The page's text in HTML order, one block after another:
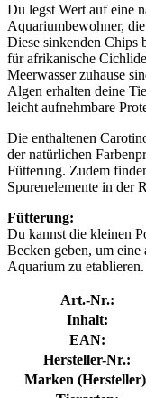
Du legst Wert auf eine
Aquariumbewohner,
Diese sinkenden Chips
für afrikanische
Meerwasser zuhause
Algen erhalten deine
leicht aufnehmbare
Die enthaltenen
der natürlichen
Fütterung. Zudem
Spurenelemente in der
Fütterung:
Du kannst die kleinen
Becken geben, um
Aquarium zu etablieren.
Art.-Nr.:
Inhalt:
EAN:
Hersteller-Nr.:
Marken